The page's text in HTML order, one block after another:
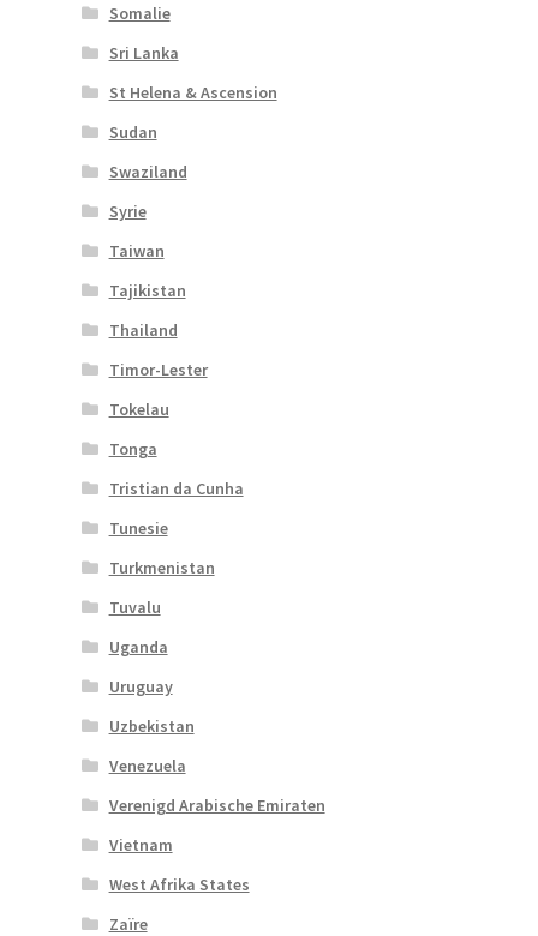
Somalie
Sri Lanka
St Helena & Ascension
Sudan
Swaziland
Syrie
Taiwan
Tajikistan
Thailand
Timor-Lester
Tokelau
Tonga
Tristian da Cunha
Tunesie
Turkmenistan
Tuvalu
Uganda
Uruguay
Uzbekistan
Venezuela
Verenigd Arabische Emiraten
Vietnam
West Afrika States
Zaïre